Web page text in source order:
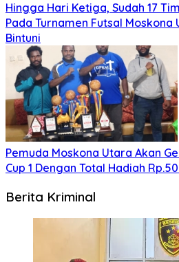
Hingga Hari Ketiga, Sudah 17
Pada Turnamen Futsal Moskona
Bintuni
Pemuda Moskona Utara Akan
Cup 1 Dengan Total Hadiah
Berita Kriminal